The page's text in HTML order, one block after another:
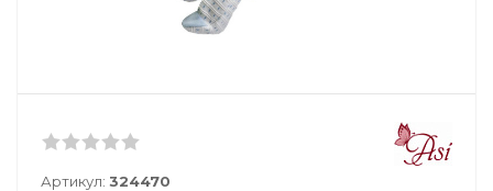
Артикул: 324470